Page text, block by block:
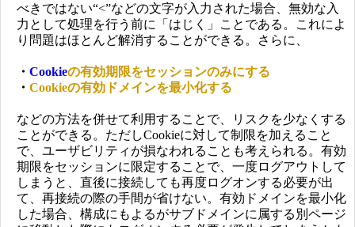
べきではない“<”などの文字が入力された場合、無効な入
力として処理を行う前に「はじく」ことである。これによ
り問題はほとんど解消することができる。さらに、
・ Cookieの有効期限をセッションのみにする
・ Cookieの有効ドメインを最小化する
などの方法を併せて利用することで、リスクを少なくする
ことができる。ただしCookieに対して制限を加えること
で、ユーザビリティが損なわれることも考えられる。有効
期限をセッションに限定することで、一度ログアウトして
しまうと、直後に接続しても再度ログオンする必要が出
て、再接続の際の手間が省けない。有効ドメインを最小化
した場合、構成にもよるがサブドメインに属する別ページ